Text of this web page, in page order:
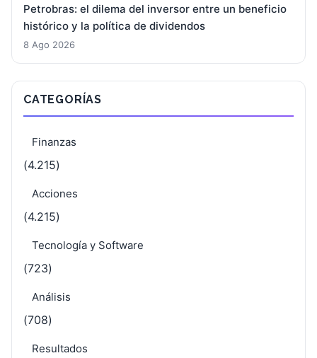
Petrobras: el dilema del inversor entre un beneficio
histórico y la política de dividendos
8 Ago 2026
CATEGORÍAS
Finanzas
(4.215)
Acciones
(4.215)
Tecnología y Software
(723)
Análisis
(708)
Resultados